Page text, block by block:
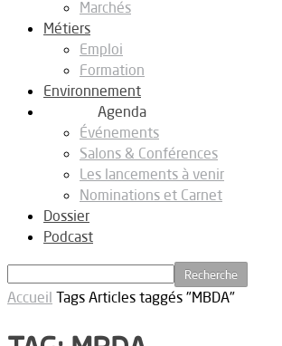
Marchés
Métiers
Emploi
Formation
Environnement
Agenda
Événements
Salons & Conférences
Les lancements à venir
Nominations et Carnet
Dossier
Podcast
Accueil Tags Articles taggés "MBDA"